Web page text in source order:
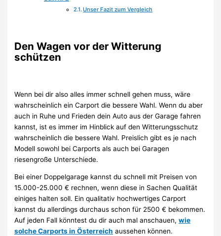
Unser Fazit zum Vergleich
Den Wagen vor der Witterung
schützen
Wenn bei dir also alles immer schnell gehen muss, wäre
wahrscheinlich ein Carport die bessere Wahl. Wenn du aber
auch in Ruhe und Frieden dein Auto aus der Garage fahren
kannst, ist es immer im Hinblick auf den Witterungsschutz
wahrscheinlich die bessere Wahl. Preislich gibt es je nach
Modell sowohl bei Carports als auch bei Garagen
riesengroße Unterschiede.
Bei einer Doppelgarage kannst du schnell mit Preisen von
15.000-25.000 € rechnen, wenn diese in Sachen Qualität
einiges halten soll. Ein qualitativ hochwertiges Carport
kannst du allerdings durchaus schon für 2500 € bekommen.
Auf jeden Fall könntest du dir auch mal anschauen,wie
solche Carports in Österreich aussehen können.